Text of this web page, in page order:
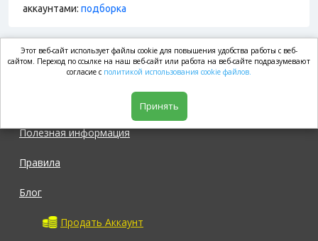
аккаунтами: подборка
market.com
Полезная информация
Правила
Блог
Продать Аккаунт
Этот веб-сайт использует файлы cookie для повышения удобства работы с веб-
сайтом. Переход по ссылке на наш веб-сайт или работа на веб-сайте подразумевают
согласие с политикой использования cookie файлов.
Принять